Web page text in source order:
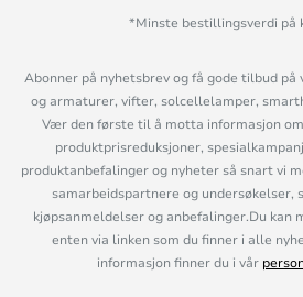
*Minste bestillingsverdi på
Abonner på nyhetsbrev og få gode tilbud
og armaturer, vifter, solcellelamper,
Vær den første til å motta informasjon
produktprisreduksjoner,
produktanbefalinger og nyheter så snart vi
samarbeidspartnere og undersøkelser,
kjøpsanmeldelser og anbefalinger.Du kan
enten via linken som du finner i alle
informasjon finner du i vår